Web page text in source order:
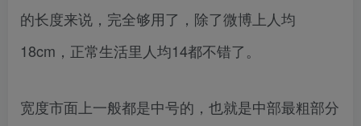
的长度来说，完全够用了，除了微博上人均
18cm，正常生活里人均14都不错了。
宽度市面上一般都是中号的，也就是中部最粗部分